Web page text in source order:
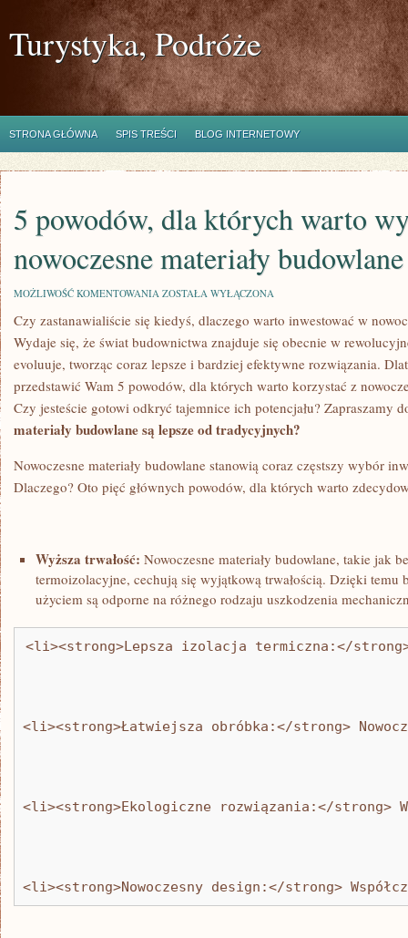
Turystyka, Podróże
STRONA GŁÓWNA SPIS TREŚCI BLOG INTERNETOWY
5 powodów, dla których warto
nowoczesne materiały budowlane
MOŻLIWOŚĆ KOMENTOWANIA 5
DLA
KTÓRYCH
WARTO
WYKORZYSTYWAĆ
NOWOCZESNE
MATERIAŁY
BUDOWLANE
ZOSTAŁA WYŁĄCZONA
Czy​ zastanawialiście się kiedyś, dlaczego warto inwestować w
Wydaje ⁤się, że świat budownictwa znajduje się obecnie w
evoluuje, tworząc coraz lepsze i bardziej efektywne rozwiązania.
przedstawić Wam 5 powodów, dla których‌ warto korzystać z
Czy jesteście‌ gotowi odkryć tajemnice ich potencjału? Zapraszamy
⁣materiały budowlane są lepsze od tradycyjnych?
Nowoczesne materiały budowlane stanowią coraz częstszy wybór
Dlaczego? Oto pięć głównych powodów, ⁣dla których warto
Wyższa trwałość: Nowoczesne materiały budowlane, takie jak
⁤termoizolacyjne,​ cechują się‍ wyjątkową trwałością. Dzięki
użyciem są odporne na różnego rodzaju uszkodzenia
<li><strong>Lepsza izolacja termiczna:</
<li><strong>Łatwiejsza obróbka:</strong>
<li><strong>Ekologiczne rozwiązania:</strong>
<li><strong>Nowoczesny design:</strong>